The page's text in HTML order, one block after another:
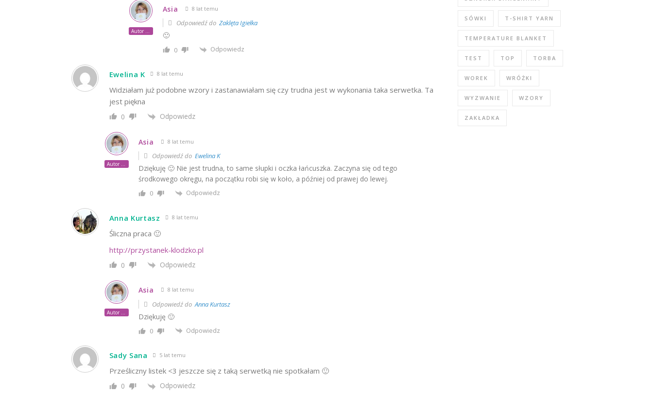
Autor posta
Asia 8 lat temu
Odpowiedź do Zaklęta Igiełka
🙂
0 Odpowiedz
Ewelina K 8 lat temu
Widziałam już podobne wzory i zastanawiałam się czy trudna jest w wykonania taka serwetka. Ta
jest piękna
0 Odpowiedz
Autor posta
Asia 8 lat temu
Odpowiedź do Ewelina K
Dziękuję 🙂 Nie jest trudna, to same słupki i oczka łańcuszka. Zaczyna się od tego
środkowego okręgu, na początku robi się w koło, a później od prawej do lewej.
0 Odpowiedz
Anna Kurtasz 8 lat temu
Śliczna praca 🙂
http://przystanek-klodzko.pl
0 Odpowiedz
Autor posta
Asia 8 lat temu
Odpowiedź doAnna Kurtasz
Dziękuję 🙂
0 Odpowiedz
Sady Sana 5 lat temu
Prześliczny listek <3 jeszcze się z taką serwetką nie spotkałam 🙂
0 Odpowiedz
SÓWKI T-SHIRT YARN
TEMPERATURE BLANKET
TEST TOP TORBA
WOREK WRÓŻKI
WYZWANIE WZORY
ZAKŁADKA